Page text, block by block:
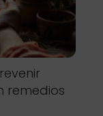
remedios